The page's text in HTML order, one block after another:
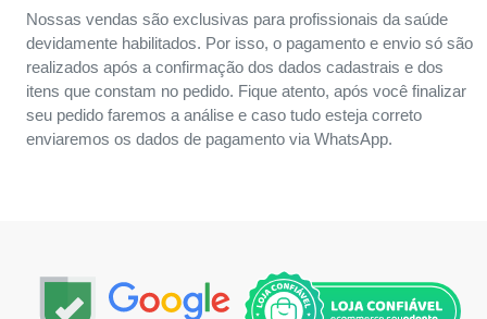
Nossas vendas são exclusivas para profissionais da saúde
devidamente habilitados. Por isso, o pagamento e envio só são
realizados após a confirmação dos dados cadastrais e dos
itens que constam no pedido. Fique atento, após você finalizar
seu pedido faremos a análise e caso tudo esteja correto
enviaremos os dados de pagamento via WhatsApp.